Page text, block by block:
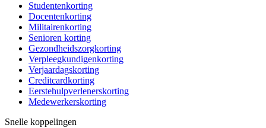
Studentenkorting
Docentenkorting
Militairenkorting
Senioren korting
Gezondheidszorgkorting
Verpleegkundigenkorting
Verjaardagskorting
Creditcardkorting
Eerstehulpverlenerskorting
Medewerkerskorting
Snelle koppelingen